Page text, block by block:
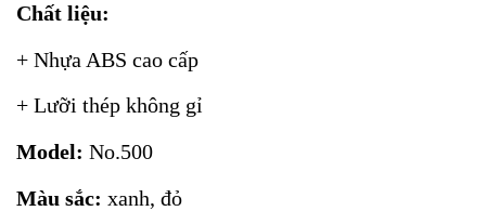
Chất liệu:
+ Nhựa ABS cao cấp
+ Lưỡi thép không gỉ
Model: No.500
Màu sắc: xanh, đỏ